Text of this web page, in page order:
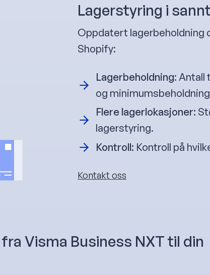
Lagerstyring i
Oppdatert lagerbeholdning
Shopify:
Lagerbeholdning: Antall
og
Flere lagerlokasjoner:
lagerstyring.
Kontroll: Kontroll på
Kontakt oss
Visma Business NXT til din